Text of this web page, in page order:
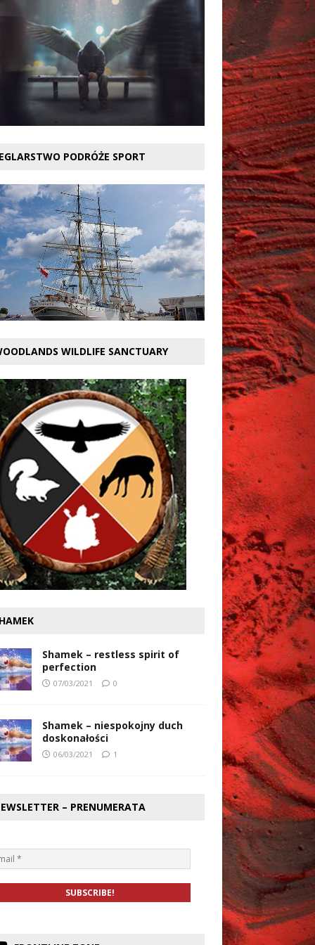
PODRÓŻE SPORT
WILDLIFE SANCTUARY
Shamek – restless spirit of
perfection
07/03/2021 0
Shamek – niespokojny duch
doskonałości
06/03/2021 1
– PRENUMERATA